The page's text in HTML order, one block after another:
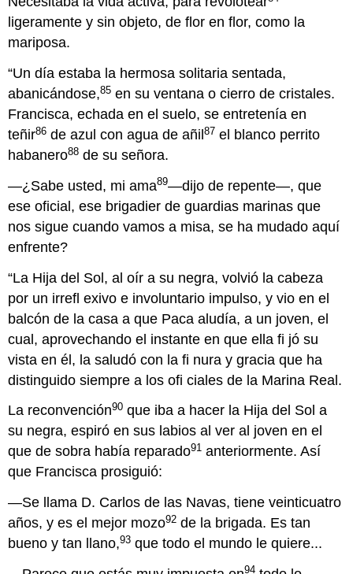
ligeramente y sin objeto, de flor en flor, como la
mariposa.
“Un día estaba la hermosa solitaria sentada,
abanicándose,85 en su ventana o cierro de cristales.
Francisca, echada en el suelo, se entretenía en
teñir86 de azul con agua de añil87 el blanco perrito
habanero88 de su señora.
—¿Sabe usted, mi ama89—dijo de repente—, que
ese oficial, ese brigadier de guardias marinas que
nos sigue cuando vamos a misa, se ha mudado aquí
enfrente?
“La Hija del Sol, al oír a su negra, volvió la cabeza
por un irrefl exivo e involuntario impulso, y vio en el
balcón de la casa a que Paca aludía, a un joven, el
cual, aprovechando el instante en que ella fi jó su
vista en él, la saludó con la fi nura y gracia que ha
distinguido siempre a los ofi ciales de la Marina Real.
La reconvención90 que iba a hacer la Hija del Sol a
su negra, espiró en sus labios al ver al joven en el
que de sobra había reparado91 anteriormente. Así
que Francisca prosiguió:
—Se llama D. Carlos de las Navas, tiene veinticuatro
años, y es el mejor mozo92 de la brigada. Es tan
bueno y tan llano,93 que todo el mundo le quiere...
94